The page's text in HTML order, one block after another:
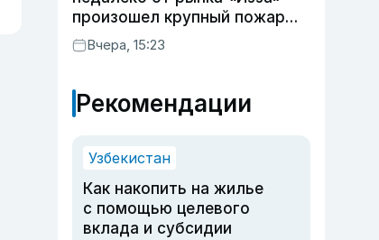
произошел крупный пожар
(видео)
Вчера, 15:23
Рекомендации
Узбекистан
Как накопить на жилье
с помощью целевого
вклада и субсидии